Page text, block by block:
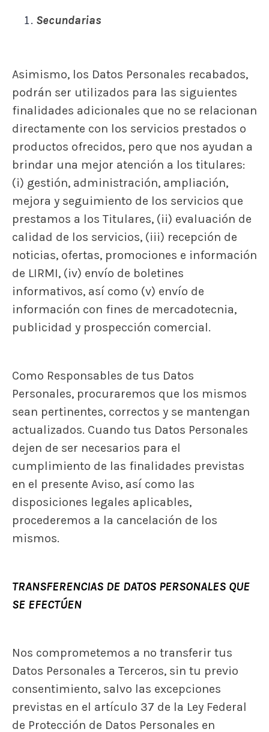
Secundarias
Asimismo, los Datos Personales recabados,
podrán ser utilizados para las siguientes
finalidades adicionales que no se relacionan
directamente con los servicios prestados o
productos ofrecidos, pero que nos ayudan a
brindar una mejor atención a los titulares:
(i) gestión, administración, ampliación,
mejora y seguimiento de los servicios que
prestamos a los Titulares, (ii) evaluación de
calidad de los servicios, (iii) recepción de
noticias, ofertas, promociones e información
de LIRMI, (iv) envío de boletines
informativos, así como (v) envío de
información con fines de mercadotecnia,
publicidad y prospección comercial.
Como Responsables de tus Datos
Personales, procuraremos que los mismos
sean pertinentes, correctos y se mantengan
actualizados. Cuando tus Datos Personales
dejen de ser necesarios para el
cumplimiento de las finalidades previstas
en el presente Aviso, así como las
disposiciones legales aplicables,
procederemos a la cancelación de los
mismos.
TRANSFERENCIAS DE DATOS PERSONALES QUE
SE EFECTÚEN
Nos comprometemos a no transferir tus
Datos Personales a Terceros, sin tu previo
consentimiento, salvo las excepciones
previstas en el artículo 37 de la Ley Federal
de Protección de Datos Personales en